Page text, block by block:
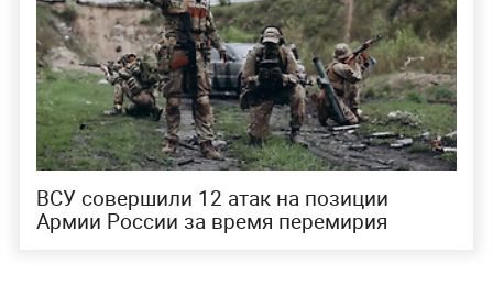
ВСУ совершили 12 атак на позиции
Армии России за время перемирия